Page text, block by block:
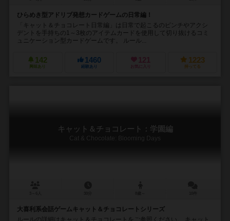
ひらめき型アドリブ発想カードゲームの日常編！
「キャット＆チョコレート日常編」は日常で起こるのピンチやアクシ
デントを手持ちの1～3枚のアイテムカードを使用して切り抜けるコミ
ュニケーション型カードゲームです。 ルール...
142
興味あり
1460
経験あり
121
お気に入り
1223
持ってる
キャット＆チョコレート：学園編
Cat & Chocolate: Blooming Days
大喜利系会話ゲームキャット＆チョコレートシリーズ
ルールの詳細はキャット＆チョコレートをご参照ください。 キャット